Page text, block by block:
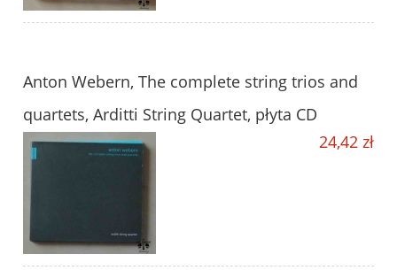
Anton Webern, The complete string trios and
quartets, Arditti String Quartet, płyta CD
24,42 zł